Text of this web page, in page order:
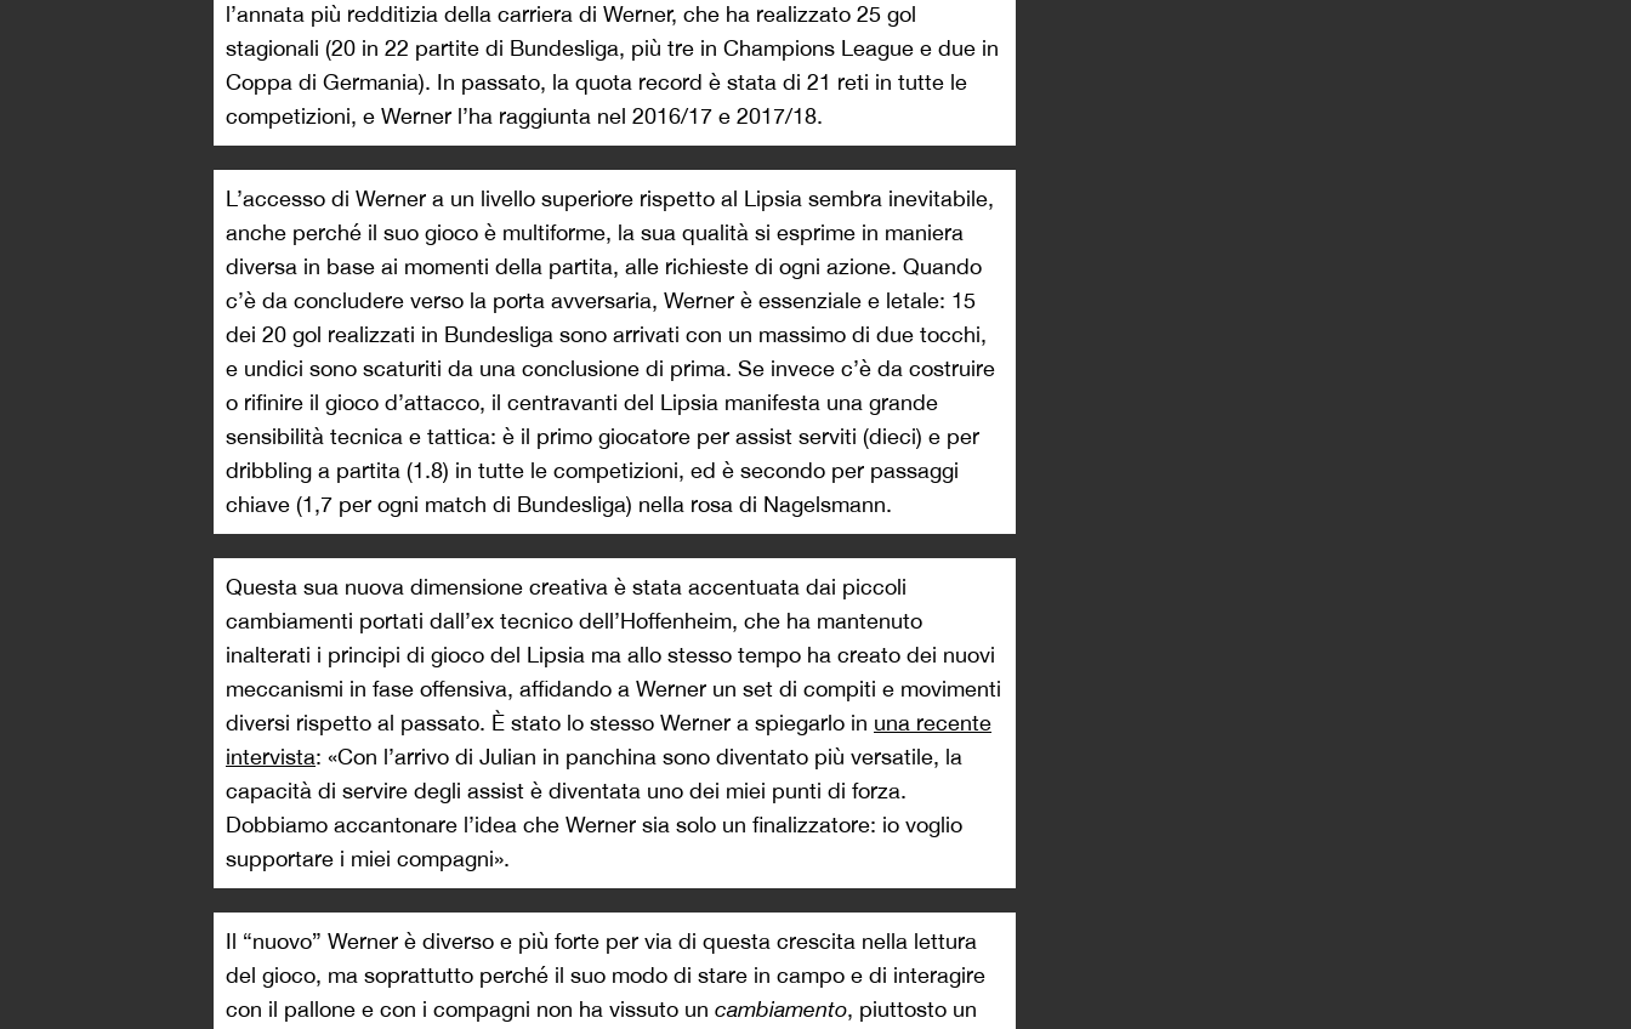
l’annata più redditizia della carriera di Werner, che ha realizzato 25 gol
stagionali (20 in 22 partite di Bundesliga, più tre in Champions League e due in
Coppa di Germania). In passato, la quota record è stata di 21 reti in tutte le
competizioni, e Werner l’ha raggiunta nel 2016/17 e 2017/18.
L’accesso di Werner a un livello superiore rispetto al Lipsia sembra inevitabile,
anche perché il suo gioco è multiforme, la sua qualità si esprime in maniera
diversa in base ai momenti della partita, alle richieste di ogni azione. Quando
c’è da concludere verso la porta avversaria, Werner è essenziale e letale: 15
dei 20 gol realizzati in Bundesliga sono arrivati con un massimo di due tocchi,
e undici sono scaturiti da una conclusione di prima. Se invece c’è da costruire
o rifinire il gioco d’attacco, il centravanti del Lipsia manifesta una grande
sensibilità tecnica e tattica: è il primo giocatore per assist serviti (dieci) e per
dribbling a partita (1.8) in tutte le competizioni, ed è secondo per passaggi
chiave (1,7 per ogni match di Bundesliga) nella rosa di Nagelsmann.
Questa sua nuova dimensione creativa è stata accentuata dai piccoli
cambiamenti portati dall’ex tecnico dell’Hoffenheim, che ha mantenuto
inalterati i principi di gioco del Lipsia ma allo stesso tempo ha creato dei nuovi
meccanismi in fase offensiva, affidando a Werner un set di compiti e movimenti
diversi rispetto al passato. È stato lo stesso Werner a spiegarlo in una recente
intervista: «Con l’arrivo di Julian in panchina sono diventato più versatile, la
capacità di servire degli assist è diventata uno dei miei punti di forza.
Dobbiamo accantonare l’idea che Werner sia solo un finalizzatore: io voglio
supportare i miei compagni».
Il “nuovo” Werner è diverso e più forte per via di questa crescita nella lettura
del gioco, ma soprattutto perché il suo modo di stare in campo e di interagire
con il pallone e con i compagni non ha vissuto un cambiamento, piuttosto un